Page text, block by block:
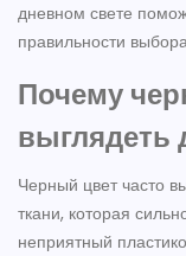
дневном свете
правильности
Почему
выглядеть
Черный цвет часто
ткани, которая
неприятный